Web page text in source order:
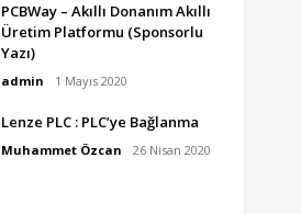
PCBWay – Akıllı Donanım Akıllı
Üretim Platformu (Sponsorlu
Yazı)
admin 1 Mayıs 2020
Lenze PLC : PLC’ye Bağlanma
Muhammet Özcan 26 Nisan 2020